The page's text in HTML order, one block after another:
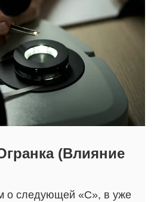
(Влияние
о следующей «С», в уже